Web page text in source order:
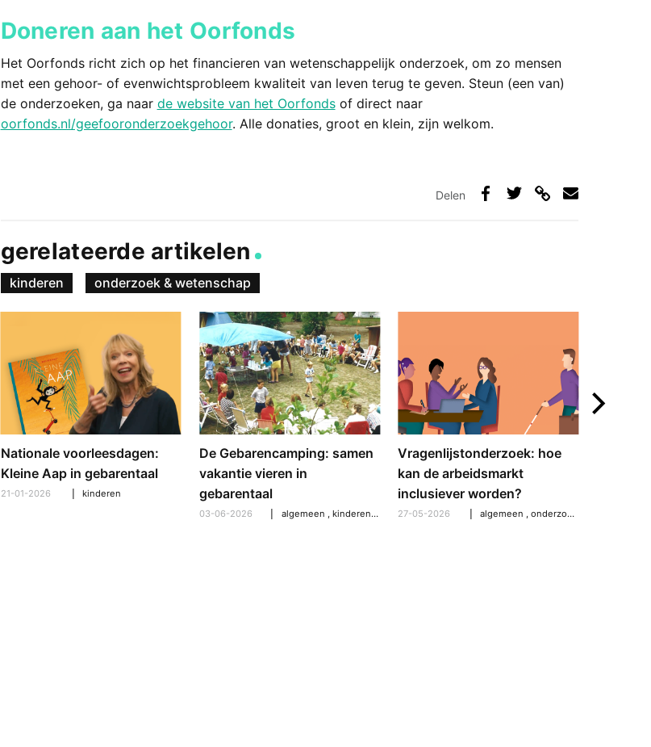
Doneren aan het Oorfonds
Het Oorfonds richt zich op het financieren van wetenschappelijk onderzoek, om zo mensen
met een gehoor- of evenwichtsprobleem kwaliteit van leven terug te geven. Steun (een van)
de onderzoeken, ga naar de website van het Oorfondsof direct naar
oorfonds.nl/geefooronderzoekgehoor. Alle donaties, groot en klein, zijn welkom.
Delen
gerelateerde artikelen
kinderen onderzoek & wetenschap
De Gebarencamping: samen
vakantie vieren in
gebarentaal
03-06-2026 algemeen kinderen , samenleving & maatschappij,uit- en thuistips
Vragenlijstonderzoek: hoe
kan de arbeidsmarkt
inclusiever worden?
27-05-2026 algemeen ,onderzoek & wetenschap
Nationale voorleesdagen:
Kleine Aap in gebarentaal
21-01-2026 kinderen